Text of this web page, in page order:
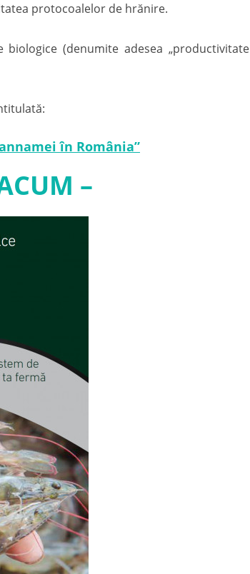
protocoalelor de hrănire.
(denumite adesea „productivitate
în România”
–